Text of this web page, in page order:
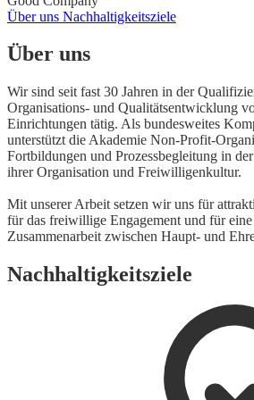
Über uns Nachhaltigkeitsziele
Über uns
Wir sind seit fast 30 Jahren in der
Organisations- und Qualitätsentwicklung
Einrichtungen tätig. Als bundesweites
unterstützt die Akademie Non-Profit-
Fortbildungen und Prozessbegleitung in
ihrer Organisation und Freiwilligenkultur.
Mit unserer Arbeit setzen wir uns für
für das freiwillige Engagement und für
Zusammenarbeit zwischen Haupt- und
Nachhaltigkeitsziele